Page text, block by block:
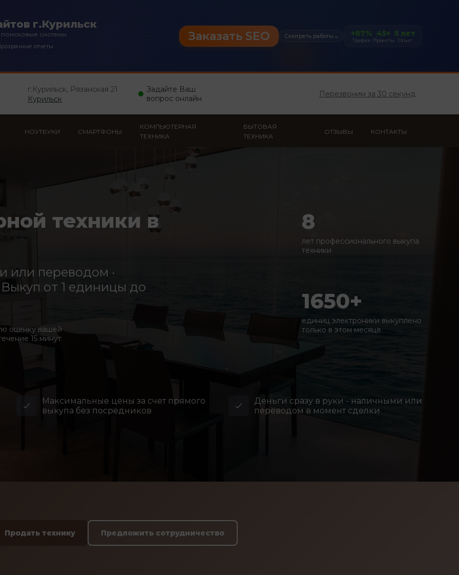
г.Курильск
системы
отчеты
Заказать SEO Смотреть работы → +87%
Трафик
45+
Проекты
5 лет
Опыт
г.Курильск, Рязанская 21
Курильск
Задайте Ваш
вопрос онлайн
Перезвоним за 30 секунд
НОУТБУКИ СМАРТФОНЫ
КОМПЬЮТЕРНАЯ
ТЕХНИКА
БЫТОВАЯ
ТЕХНИКА
ОТЗЫВЫ КОНТАКТЫ
техники в
или переводом ·
от 1 единицы до
оценку вашей
15 минут
8
лет профессионального выкупа
техники
1650+
единиц электроники выкуплено
только в этом месяце
Максимальные цены за счет прямого
выкупа без посредников
Деньги сразу в руки - наличными или
переводом в момент сделки
Продать технику Предложить сотрудничество